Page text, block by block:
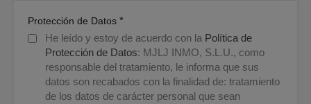
Protección de Datos *
He leído y estoy de acuerdo con la Política de
Protección de Datos: MJLJ INMO, S.L.U., como
responsable del tratamiento, le informa que sus
datos son recabados con la finalidad de: tratamiento
de los datos de carácter personal que sean